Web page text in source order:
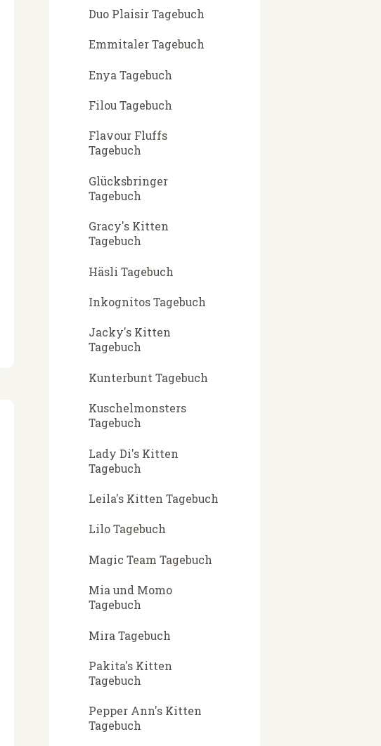
Duo Plaisir Tagebuch
Emmitaler Tagebuch
Enya Tagebuch
Filou Tagebuch
Flavour Fluffs
Tagebuch
Glücksbringer
Tagebuch
Gracy's Kitten
Tagebuch
Häsli Tagebuch
Inkognitos Tagebuch
Jacky's Kitten
Tagebuch
Kunterbunt Tagebuch
Kuschelmonsters
Tagebuch
Lady Di's Kitten
Tagebuch
Leila's Kitten Tagebuch
Lilo Tagebuch
Magic Team Tagebuch
Mia und Momo
Tagebuch
Mira Tagebuch
Pakita's Kitten
Tagebuch
Pepper Ann's Kitten
Tagebuch